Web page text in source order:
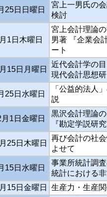
25日日曜日
宮上一男氏の
検討
1日木曜日
宮上会計理論
男著 『企業会
ート
15日月曜日
近代会計学の
現代会計思想
25日水曜日
「公益的法人
説
1日金曜日
黒沢会計理論
『勘定学説研
25日木曜日
再び会計の社
よせて
15日水曜日
事業所統計調
統計における
15日金曜日
生産力・生産